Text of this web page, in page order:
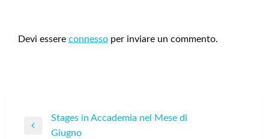
Devi essere connesso per inviare un commento.
Navigazione
articoli
Previous
Stages in Accademia nel Mese di
Giugno